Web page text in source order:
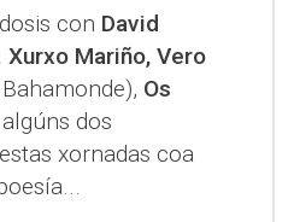
con David
Mariño, Vero
Os
dos
xornadas coa